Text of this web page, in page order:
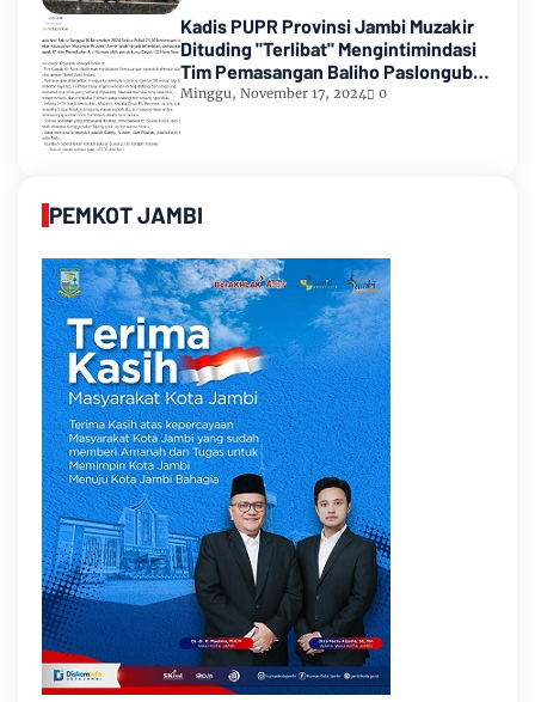
Kadis PUPR Provinsi Jambi Muzakir
Dituding "Terlibat" Mengintimindasi
Tim Pemasangan Baliho Paslongub
Romi-Sudirman
Minggu, November 17, 2024 0
PEMKOT JAMBI